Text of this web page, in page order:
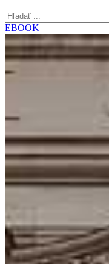
Hľadať:
EBOOK
Blog o
Vitajte vo svete
Lukáš Ištvan 15.máj 2018
Čo je trendová
Trendové čiary sú veľmi
kreslenia trendových čiar
Lukáš Ištvan 9.máj 2018